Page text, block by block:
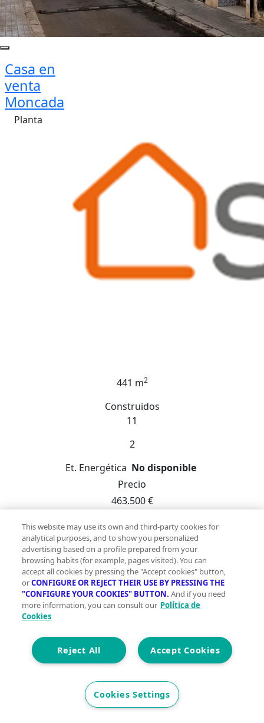
Casa en
venta
Moncada
Planta
441 m2
Construidos
11
2
Et. Energética No disponible
Precio
463.500 €
Casa señorial con historia y carácter en el corazón de
Moncada Te presentamos una excepcional vivienda
histórica construida en el año 1930, situada en pleno
centro de Moncada, en una parcela esquinera de 312
m² con acceso desde dos calles. Esta propiedad única
destaca por su amplitud, su distribución versátil y su
enorme potencial residencial o patrimonial.
Distribución de la vivienda: Planta baja – 270 m²
construidos: - 5 habitaciones - 2 salones-comedor - 1
baño completo + 1 aseo - 2 cocinas independientes -
Patio interior que aporta luz y ventilación natural -
Garaje con acceso directo desde la calle Planta
primera – 94 m² construidos + 72 m² de terraza: - 4
habitaciones - 1 baño - Cocina y salón comedor -
This website may use its own and third-party cookies for
analytical purposes, and to show you personalized
advertising based on a profile prepared from your
browsing habits (for example, pages visited). You can
accept all cookies by pressing the "Accept cookies" button,
orCONFIGURE OR REJECT THEIR USE BY PRESSING THE
"CONFIGURE YOUR COOKIES" BUTTON. And if you need
more information, you can consult our Política de
Cookies
Accept Cookies
Reject All
Cookies Settings